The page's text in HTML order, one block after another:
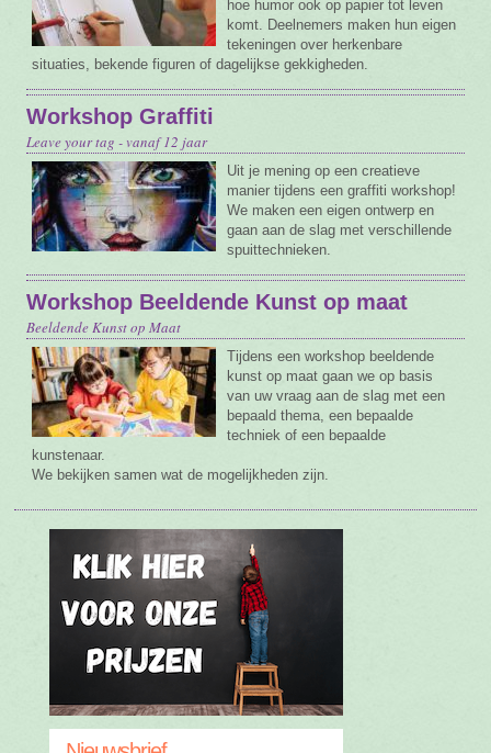
hoe humor ook op papier tot leven
komt. Deelnemers maken hun eigen
tekeningen over herkenbare
situaties, bekende figuren of dagelijkse gekkigheden.
Workshop Graffiti
Leave your tag - vanaf 12 jaar
Uit je mening op een creatieve
manier tijdens een graffiti workshop!
We maken een eigen ontwerp en
gaan aan de slag met verschillende
spuittechnieken.
Workshop Beeldende Kunst op maat
Beeldende Kunst op Maat
Tijdens een workshop beeldende
kunst op maat gaan we op basis
van uw vraag aan de slag met een
bepaald thema, een bepaalde
techniek of een bepaalde
kunstenaar.
We bekijken samen wat de mogelijkheden zijn.